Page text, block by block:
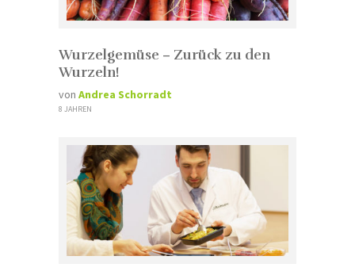
Wurzelgemüse – Zurück zu den
Wurzeln!
von Andrea Schorradt
8 JAHREN